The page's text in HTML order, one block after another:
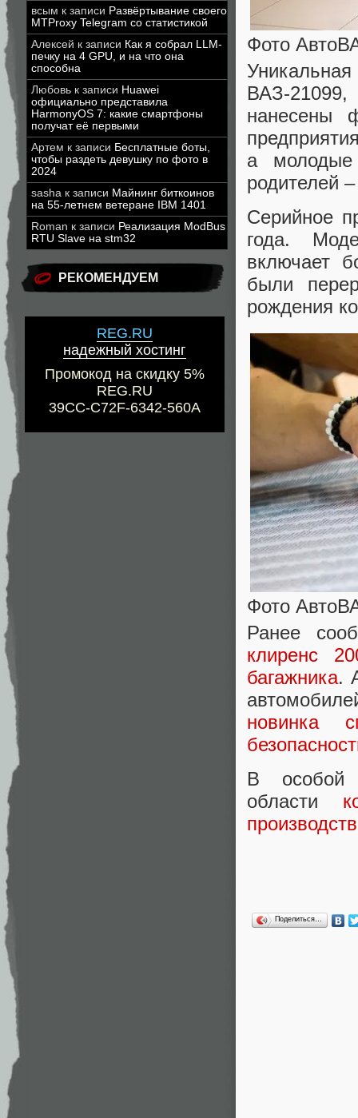
всым к записи Развёртывание своего
MTProxy Telegram со статистикой
Алексей к записи Как я собрал LLM-
печку на 4 GPU, и на что она
способна
Любовь к записи Huawei
официально представила
HarmonyOS 7: какие смартфоны
получат её первыми
Артем к записи Бесплатные боты,
чтобы раздеть девушку по фото в
2024
sasha к записи Майнинг биткоинов
на 55-летнем ветеране IBM 1401
Roman к записи Реализация ModBus
RTU Slave на stm32
РЕКОМЕНДУЕМ
REG.RU
надежный хостинг
Промокод на скидку 5%
REG.RU
39CC-C72F-6342-560A
Фото
ВАЗ-
нанесены
а
родителей
Серийное
года.
включает
были
рождения
Фото
Ранее
клиренс
багажника.
новинка
В особой
области
Поделиться…